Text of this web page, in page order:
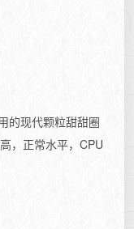
的现代颗粒甜甜圈
，正常水平，CPU